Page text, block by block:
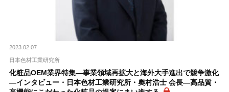
2023.02.07
日本色材工業研究所
化粧品OEM業界特集―事業領域再拡大と海外大手進出で競争激化
―インタビュー・日本色材工業研究所・奧村浩士 会長―高品質・